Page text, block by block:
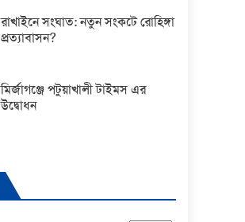
রাখাইনে সংঘাত: নতুন সংকটে রোহিঙ্গা
প্রত্যাবাসন?
মির্জাগঞ্জে পটুয়াখালী টাইমস এর
উদ্বোধন